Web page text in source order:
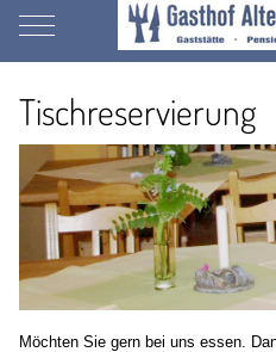
Mobile Menu Toggle
Tischreservierung
Möchten Sie gern bei uns essen.